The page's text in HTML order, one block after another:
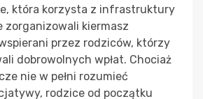
która korzysta z infrastruktury
zorganizowali kiermasz
wspierani przez rodziców, którzy
dobrowolnych wpłat. Chociaż
nie w pełni rozumieć
rodzice od początku